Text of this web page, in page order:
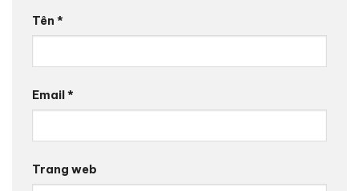
Tên *
Email*
Trang web